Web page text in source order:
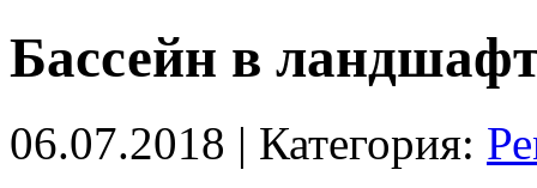
Бассейн в
06.07.2018 | Категория: